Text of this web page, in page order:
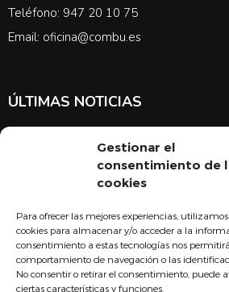
Gestionar el
consentimiento de
cookies
Para ofrecer las mejores experiencias,
cookies para almacenar y/o acceder a la
consentimiento a estas tecnologías nos
comportamiento de navegación o las
No consentir o retirar el consentimiento, puede
ciertas características y funciones.
Teléfono: 947 20 10 75
Email: oficina@combu.es
ÚLTIMAS NOTICIAS
noticias en cuanto a medicina y el COMBU
Acepto la política de privacidad
Suscribirse